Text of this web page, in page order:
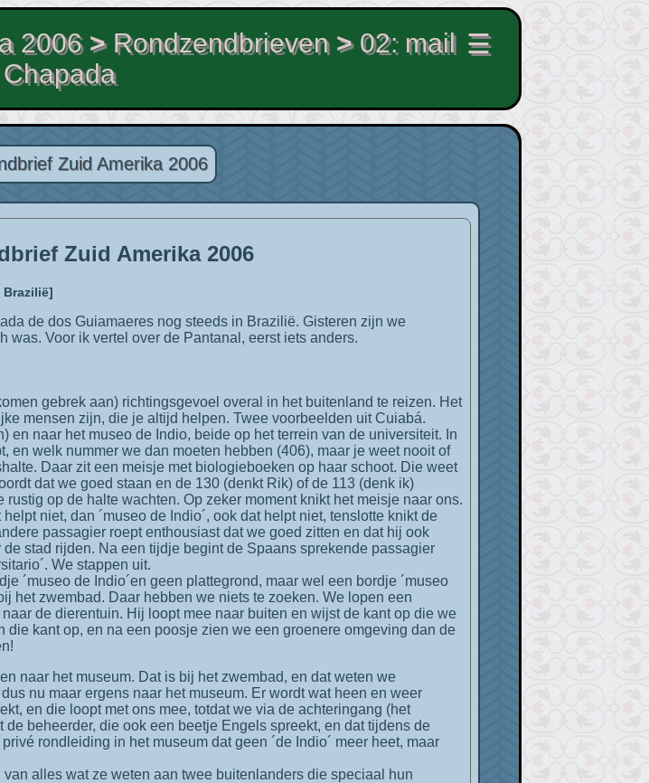
2006> Rondzendbrieven> 02: mail ☰
Zuid Amerika 2006
Zuid Amerika 2006
Brazilië]
Voor ik vertel over de Pantanal, eerst iets anders.
mensen zijn, die je altijd helpen. Twee voorbeelden uit Cuiabá.
en naar het museo de Indio, beide op het terrein van de universiteit. In
en welk nummer we dan moeten hebben (406), maar je weet nooit of
Daar zit een meisje met biologieboeken op haar schoot. Die weet
dat we goed staan en de 130 (denkt Rik) of de 113 (denk ik)
op de halte wachten. Op zeker moment knikt het meisje naar ons.
niet, dan ´museo de Indio´, ook dat helpt niet, tenslotte knikt de
passagier roept enthousiast dat we goed zitten en dat hij ook
stad rijden. Na een tijdje begint de Spaans sprekende passagier
We stappen uit.
´museo de Indio´en geen plattegrond, maar wel een bordje ´museo
het zwembad. Daar hebben we niets te zoeken. We lopen een
de dierentuin. Hij loopt mee naar buiten en wijst de kant op die we
kant op, en na een poosje zien we een groenere omgeving dan de
nu maar ergens naar het museum. Er wordt wat heen en weer
en die loopt met ons mee, totdat we via de achteringang (het
beheerder, die ook een beetje Engels spreekt, en dat tijdens de
rondleiding in het museum dat geen ´de Indio´ meer heet, maar
alles wat ze weten aan twee buitenlanders die speciaal hun